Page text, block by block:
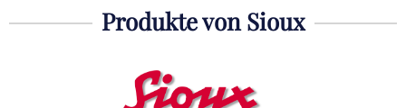
Produkte von Sioux